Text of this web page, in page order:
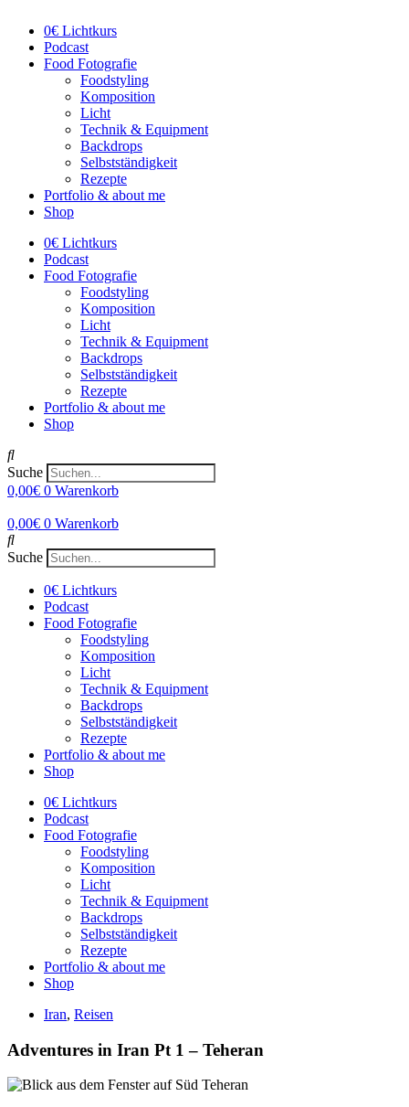
0€ Lichtkurs
Podcast
Food Fotografie
Foodstyling
Komposition
Licht
Technik & Equipment
Backdrops
Selbstständigkeit
Rezepte
Portfolio & about me
Shop
0€ Lichtkurs
Podcast
Food Fotografie
Foodstyling
Komposition
Licht
Technik & Equipment
Backdrops
Selbstständigkeit
Rezepte
Portfolio & about me
Shop
Suche
0,00€ 0 Warenkorb
0,00€ 0 Warenkorb
Suche
0€ Lichtkurs
Podcast
Food Fotografie
Foodstyling
Komposition
Licht
Technik & Equipment
Backdrops
Selbstständigkeit
Rezepte
Portfolio & about me
Shop
0€ Lichtkurs
Podcast
Food Fotografie
Foodstyling
Komposition
Licht
Technik & Equipment
Backdrops
Selbstständigkeit
Rezepte
Portfolio & about me
Shop
Iran, Reisen
Adventures in Iran Pt 1 – Teheran